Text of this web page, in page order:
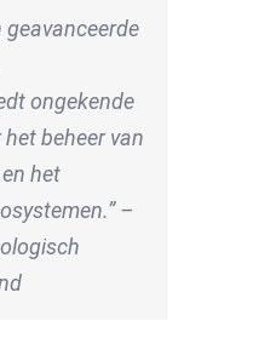
geavanceerde
ongekende
beheer van
het
–